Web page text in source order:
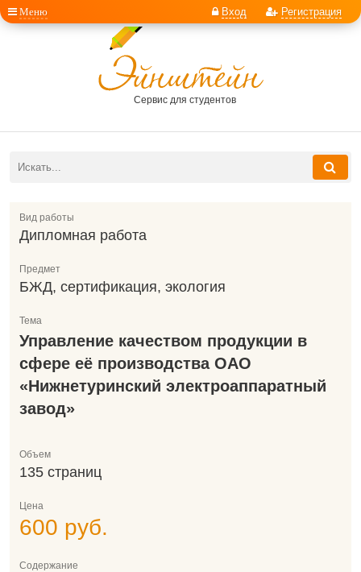
Сервис для студентов
Меню Вход Регистрация
Вид работы
Дипломная работа
Предмет
БЖД, сертификация, экология
Тема
Управление качеством продукции в
сфере её производства ОАО
«Нижнетуринский электроаппаратный
завод»
Объем
135 страниц
Цена
600 руб.
Содержание